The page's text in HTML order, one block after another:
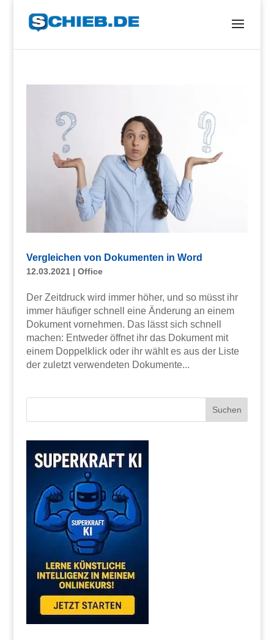
Vergleichen von Dokumenten in Word
12.03.2021| Office
Der Zeitdruck wird immer höher, und so müsst ihr
immer häufiger schnell eine Änderung an einem
Dokument vornehmen. Das lässt sich schnell
machen: Entweder öffnet ihr das Dokument mit
einem Doppelklick oder ihr wählt es aus der Liste
der zuletzt verwendeten Dokumente...